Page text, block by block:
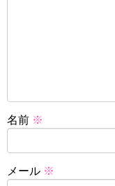
名前 ※
メール ※